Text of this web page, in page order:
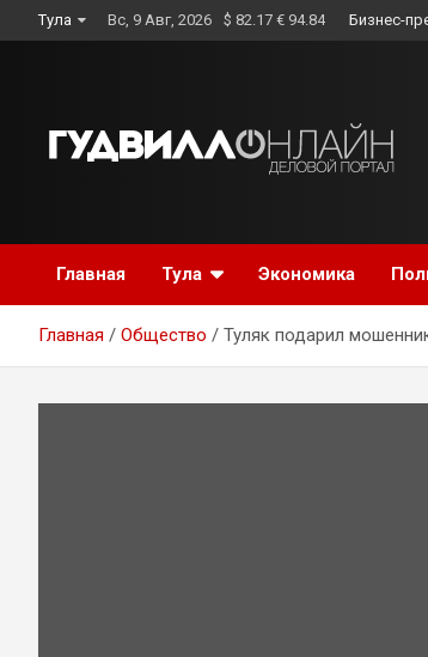
to
Тула Вс, 9 Авг, 2026 $ 82.17 € 94.84 Бизнес-
Главная Тула Экономика
Главная Общество Туляк подарил